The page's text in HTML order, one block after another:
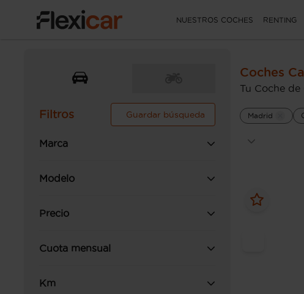
NUESTROS COCHES RENTING
Filtros Guardar búsqueda
Marca
Modelo
Precio
Cuota mensual
Km
Coches
Tu Coche
Madrid